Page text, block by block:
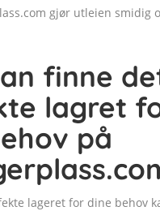
gjør utleien smidig
finne
lagret
på
lageret for dine behov